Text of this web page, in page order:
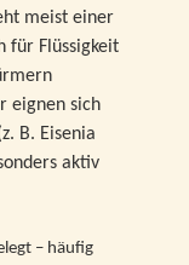
meist einer
für Flüssigkeit
eignen sich
B. Eisenia
aktiv
– häufig